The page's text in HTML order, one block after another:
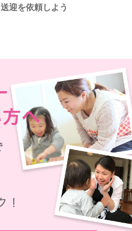
送迎を依頼しよう